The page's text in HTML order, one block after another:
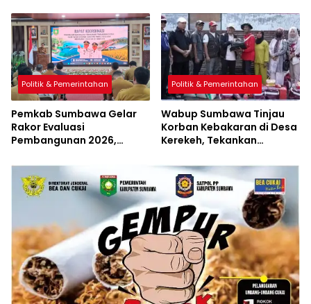
Politik & Pemerintahan
Pemkab Sumbawa Gelar
Rakor Evaluasi
Pembangunan 2026,
Perubahan Resmi
Diluncurkan
Politik & Pemerintahan
Wabup Sumbawa Tinjau
Korban Kebakaran di Desa
Kerekeh, Tekankan